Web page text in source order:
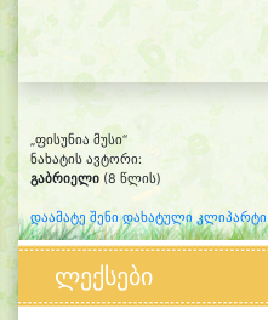
„ფისუნია მუსი“
ნახატის ავტორი:
გაბრიელი (8 წლის)
დაამატე შენი დახატული კლიპარტი
ლექსები